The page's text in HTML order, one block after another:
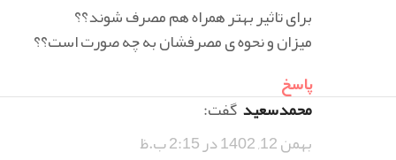
برای تاثیر بهتر همراه هم مصرف شوند؟؟
میزان و نحوه ی مصرفشان به چه صورت است؟؟
پاسخ
محمدسعیدگفت:
بهمن 12, 1402 در 2:15 ب.ظ